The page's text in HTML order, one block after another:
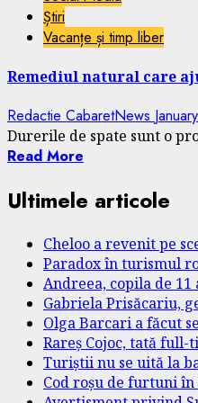
Știri
Vacanțe și timp liber
Remediul natural care
Redactie CabaretNews
Durerile de spate sunt o
Read More
Ultimele articole
Cheloo a revenit pe
Paradox în turismul
Andreea, copila de
Gabriela Prisăcariu,
Olga Barcari a făcut
Rareș Cojoc, tată
Turiștii nu se uită la
Cod roșu de furtuni